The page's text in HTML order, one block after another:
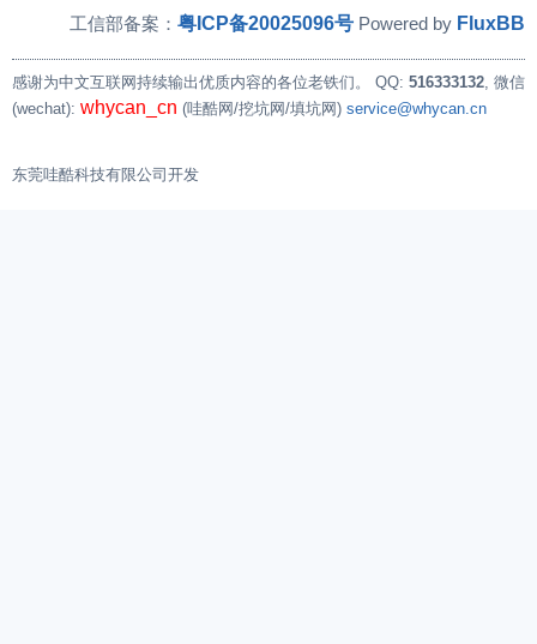
工信部备案： 粤ICP备20025096号 Powered by FluxBB
感谢为中文互联网持续输出优质内容的各位老铁们。 QQ: 516333132, 微信
(wechat): whycan_cn (哇酷网/挖坑网/填坑网) service@whycan.cn
东莞哇酷科技有限公司开发